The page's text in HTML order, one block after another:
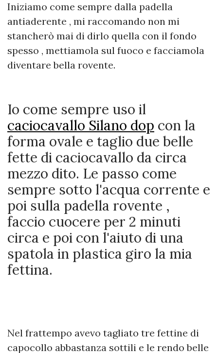
Iniziamo come sempre dalla padella
antiaderente , mi raccomando non mi
stancherò mai di dirlo quella con il fondo
spesso , mettiamola sul fuoco e facciamola
diventare bella rovente.
Io come sempre uso il
caciocavallo Silano dop con la
forma ovale e taglio due belle
fette di caciocavallo da circa
mezzo dito. Le passo come
sempre sotto l'acqua corrente e
poi sulla padella rovente ,
faccio cuocere per 2 minuti
circa e poi con l'aiuto di una
spatola in plastica giro la mia
fettina.
Nel frattempo avevo tagliato tre fettine di
capocollo abbastanza sottili e le rendo belle